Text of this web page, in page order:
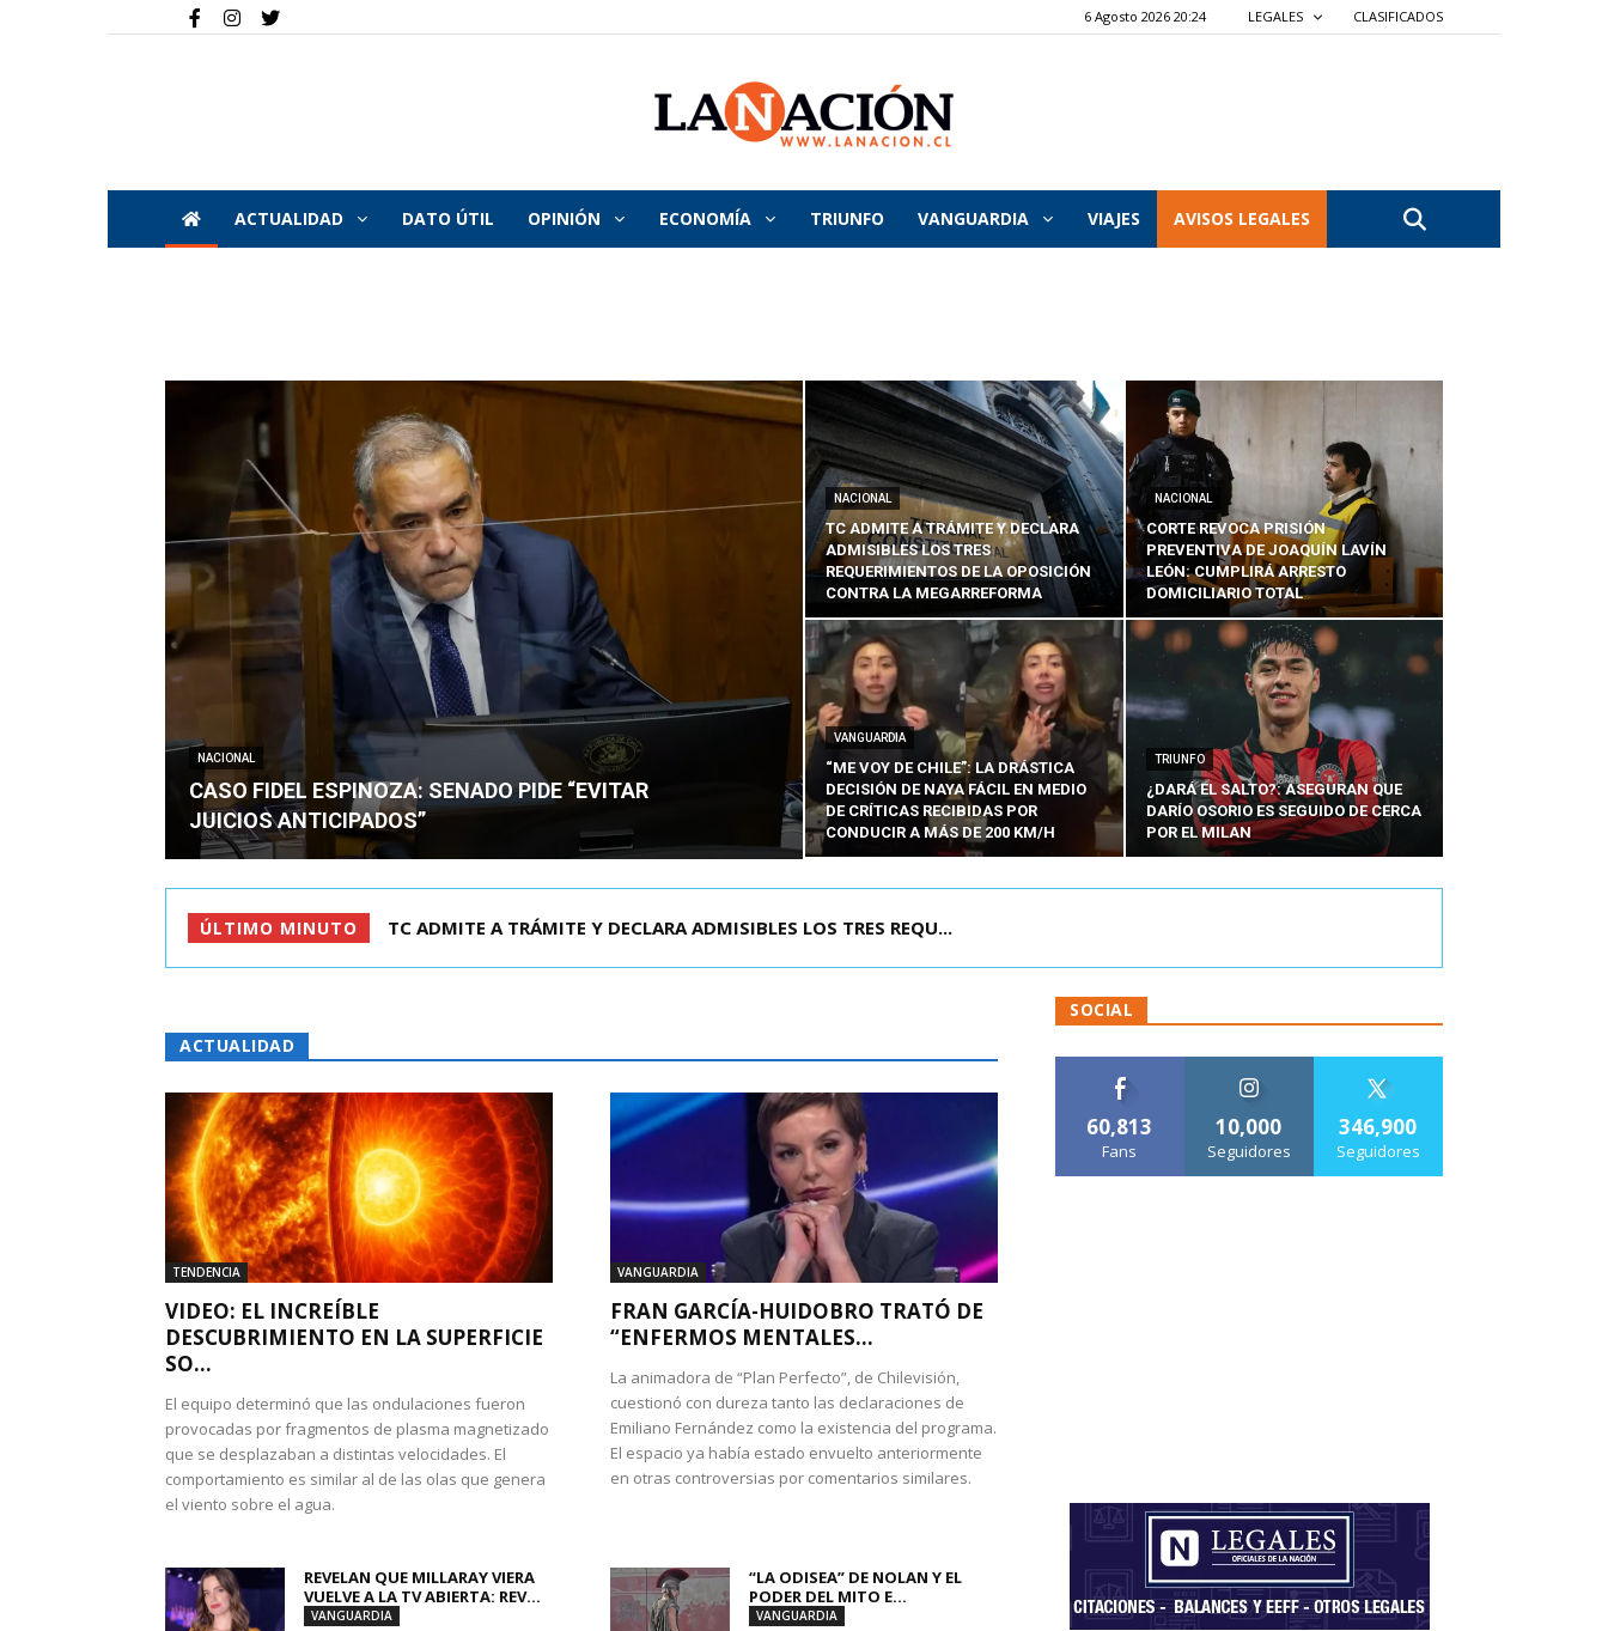
6 Agosto 2026 20:24 LEGALES CLASIFICADOS
La
Nación
ACTUALIDAD DATO ÚTIL OPINIÓN ECONOMÍA TRIUNFO VANGUARDIA VIAJES AVISOS LEGALES
NACIONAL
CASO FIDEL ESPINOZA: SENADO PIDE “EVITAR
JUICIOS ANTICIPADOS”
NACIONAL
TC ADMITE A TRÁMITE Y DECLARA
ADMISIBLES LOS TRES
REQUERIMIENTOS DE LA OPOSICIÓN
CONTRA LA MEGARREFORMA
NACIONAL
CORTE REVOCA PRISIÓN
PREVENTIVA DE JOAQUÍN LAVÍN
LEÓN: CUMPLIRÁ ARRESTO
DOMICILIARIO TOTAL
VANGUARDIA
“ME VOY DE CHILE”: LA DRÁSTICA
DECISIÓN DE NAYA FÁCIL EN MEDIO
DE CRÍTICAS RECIBIDAS POR
CONDUCIR A MÁS DE 200 KM/H
TRIUNFO
¿DARÁ EL SALTO?: ASEGURAN QUE
DARÍO OSORIO ES SEGUIDO DE CERCA
POR EL MILAN
ÚLTIMO MINUTO CORTE REVOCA PRISIÓN PREVENTIVA DE JOAQUÍN LAVÍN LEÓN:...
ACTUALIDAD
TENDENCIA
VIDEO: EL INCREÍBLE
DESCUBRIMIENTO EN LA SUPERFICIE
SO...
El equipo determinó que las ondulaciones fueron
provocadas por fragmentos de plasma magnetizado
que se desplazaban a distintas velocidades. El
comportamiento es similar al de las olas que genera
el viento sobre el agua.
VANGUARDIA
FRAN GARCÍA-HUIDOBRO TRATÓ DE
“ENFERMOS MENTALES...
La animadora de “Plan Perfecto”, de Chilevisión,
cuestionó con dureza tanto las declaraciones de
Emiliano Fernández como la existencia del programa.
El espacio ya había estado envuelto anteriormente
en otras controversias por comentarios similares.
REVELAN QUE MILLARAY VIERA
VUELVE A LA TV ABIERTA: REV...
VANGUARDIA
“LA ODISEA” DE NOLAN Y EL
PODER DEL MITO E...
VANGUARDIA
SOCIAL
60,813
Fans
10,000
Seguidores
346,900
Seguidores